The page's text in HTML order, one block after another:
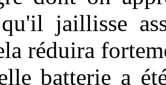
jaillisse
réduira
batterie a